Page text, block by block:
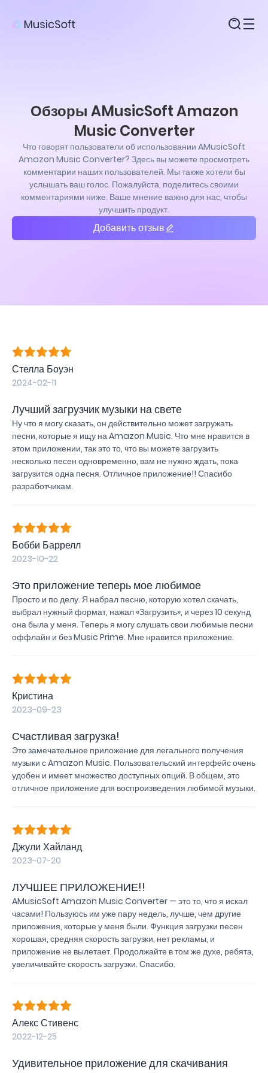
Обзоры AMusicSoft Amazon
Music Converter
Что говорят пользователи об использовании AMusicSoft
Amazon Music Converter? Здесь вы можете просмотреть
комментарии наших пользователей. Мы также хотели бы
услышать ваш голос. Пожалуйста, поделитесь своими
комментариями ниже. Ваше мнение важно для нас, чтобы
улучшить продукт.
Добавить отзыв
Стелла Боуэн
2024-02-11
Лучший загрузчик музыки на свете
Ну что я могу сказать, он действительно может загружать
песни, которые я ищу на Amazon Music. Что мне нравится в
этом приложении, так это то, что вы можете загрузить
несколько песен одновременно, вам не нужно ждать, пока
загрузится одна песня. Отличное приложение!! Спасибо
разработчикам.
Бобби Баррелл
2023-10-22
Это приложение теперь мое любимое
Просто и по делу. Я набрал песню, которую хотел скачать,
выбрал нужный формат, нажал «Загрузить», и через 10 секунд
она была у меня. Теперь я могу слушать свои любимые песни
оффлайн и без Music Prime. Мне нравится приложение.
Кристина
2023-09-23
Счастливая загрузка!
Это замечательное приложение для легального получения
музыки с Amazon Music. Пользовательский интерфейс очень
удобен и имеет множество доступных опций. В общем, это
отличное приложение для воспроизведения любимой музыки.
Джули Хайланд
2023-07-20
ЛУЧШЕЕ ПРИЛОЖЕНИЕ!!
AMusicSoft Amazon Music Converter — это то, что я искал
часами! Пользуюсь им уже пару недель, лучше, чем другие
приложения, которые у меня были. Функция загрузки песен
хорошая, средняя скорость загрузки, нет рекламы, и
приложение не вылетает. Продолжайте в том же духе, ребята,
увеличивайте скорость загрузки. Спасибо.
Алекс Стивенс
2022-12-25
Удивительное приложение для скачивания